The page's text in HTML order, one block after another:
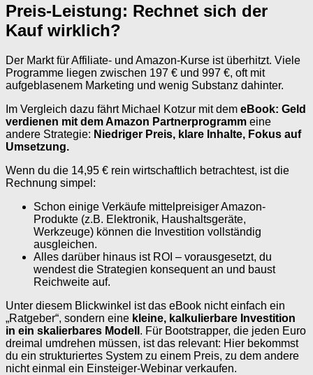
Preis-Leistung: Rechnet sich der
Kauf wirklich?
Der Markt für Affiliate- und Amazon-Kurse ist überhitzt. Viele
Programme liegen zwischen 197 € und 997 €, oft mit
aufgeblasenem Marketing und wenig Substanz dahinter.
Im Vergleich dazu fährt Michael Kotzur mit dem eBook: Geld
verdienen mit dem Amazon Partnerprogramm eine
andere Strategie: Niedriger Preis, klare Inhalte, Fokus auf
Umsetzung.
Wenn du die 14,95 € rein wirtschaftlich betrachtest, ist die
Rechnung simpel:
Schon einige Verkäufe mittelpreisiger Amazon-
Produkte (z.B. Elektronik, Haushaltsgeräte,
Werkzeuge) können die Investition vollständig
ausgleichen.
Alles darüber hinaus ist ROI – vorausgesetzt, du
wendest die Strategien konsequent an und baust
Reichweite auf.
Unter diesem Blickwinkel ist das eBook nicht einfach ein
„Ratgeber“, sondern eine kleine, kalkulierbare Investition
in ein skalierbares Modell . Für Bootstrapper, die jeden Euro
dreimal umdrehen müssen, ist das relevant: Hier bekommst
du ein strukturiertes System zu einem Preis, zu dem andere
nicht einmal ein Einsteiger-Webinar verkaufen.